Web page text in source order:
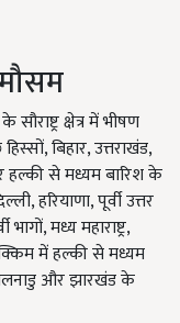
क्षेत्र में भीषण
बिहार, उत्तराखंड,
हल्की से मध्यम बारिश के
हरियाणा, पूर्वी उत्तर
मध्य महाराष्ट्र,
में हल्की से मध्यम
और झारखंड के